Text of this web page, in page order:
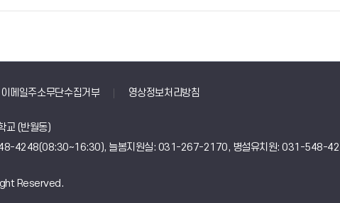
이메일주소무단수집거부 영상정보처리방침
교 (반월동)
4248(08:30~16:30), 늘봄지원실: 031-267-2170, 병설유치원: 031-548-
Reserved.